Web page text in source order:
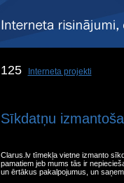
125 Interneta projekti
Sīkdatņu
Clarus.lv tīmekļa vietne izmanto
pamatiem jeb mums tās ir
un ērtākus pakalpojumus, un